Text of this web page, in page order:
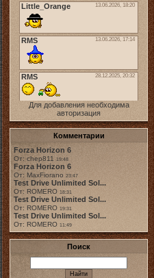
Для добавления необходима
авторизация
Комментарии
Forza Horizon 6
От: chep811 19:48
Forza Horizon 6
От: MaxFiorano 23:47
Test Drive Unlimited Sol...
От: ROMERO 18:31
Test Drive Unlimited Sol...
От: ROMERO 19:31
Test Drive Unlimited Sol...
От: ROMERO 11:49
Поиск